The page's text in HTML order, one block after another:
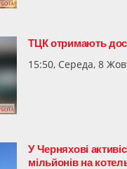
ТЦК отримають
15:50, Середа, 8
У Черняхові
мільйонів на